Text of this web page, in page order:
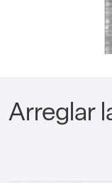
Arreglar